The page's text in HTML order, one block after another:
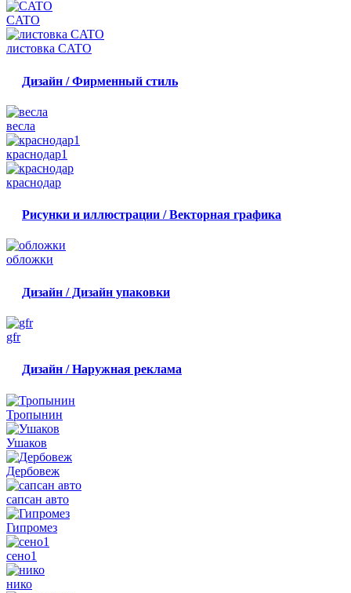
CATO
листовка CATO
Дизайн / Фирменный стиль
весла
краснодар1
краснодар
Рисунки и иллюстрации / Векторная графика
обложки
Дизайн / Дизайн упаковки
gfr
Дизайн / Наружная реклама
Тропынин
Ушаков
Дербовеж
сапсан авто
Гипромез
сено1
нико